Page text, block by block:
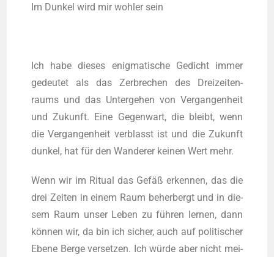
Im Dun­kel wird mir woh­ler sein
Ich habe die­ses enig­ma­ti­sche Gedicht immer
gedeu­tet als das Zer­bre­chen des Drei­zei­ten­
raums und das Unter­ge­hen von Ver­gan­gen­heit
und Zukunft. Eine Gegen­wart, die bleibt, wenn
die Ver­gan­gen­heit ver­blasst ist und die Zukunft
dun­kel, hat für den Wan­de­rer kei­nen Wert mehr.
Wenn wir im Ritu­al das Gefäß erken­nen, das die
drei Zei­ten in einem Raum beher­bergt und in die­
sem Raum unser Leben zu führen ler­nen, dann
können wir, da bin ich sicher, auch auf poli­ti­scher
Ebe­ne Ber­ge ver­set­zen. Ich würde aber nicht mei­